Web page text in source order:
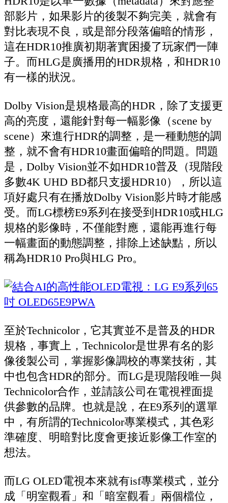
部影片，如果影片的後製不夠完美，就會有
對比表現不良，或是部分段落偏暗的情形，
這在HDR10推廣初期著實困擾了玩家們一陣
子。而HLG是廣播用的HDR規格，和HDR10
有一樣的狀況。
Dolby Vision是規格最高的HDR，除了支援更
高的亮度，還能針對每一幅影像（scene by
scene）來進行HDR的調整，是一種動態的調
整，就不會有HDR10畫面偏暗的問題。問題
是，Dolby Vision並不如HDR10普及（現階段
多數4K UHD BD都只支援HDR10），所以這
項好處只有在播放Dolby Vision影片時才能感
受。而LG標榜E9系列在接受到HDR10或HLG
規格的影像時，不僅能對應，還能再進行每
一幅畫面的動態調整，排除上述缺點，所以
稱為HDR10 Pro與HLG Pro。
至於Technicolor，它其實並不是普及的HDR
規格，事實上，Technicolor是世界有名的影
像後製公司，掌握影像調校的專業技術，其
中也包含HDR的部分。而LG是現階段唯一與
Technicolor合作，並請該公司在電視裡面提
供參數的品牌。也就是說，在E9系列的選單
中，有所謂的Technicolor專業模式，其色彩
準確度、明暗對比度會更接近影像工作室的
想法。
而LG OLED電視本來就有isf專業模式，並分
成「明室觀看」和「暗室觀看」兩個檔位，